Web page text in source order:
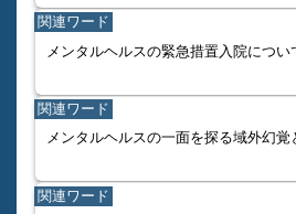
関連ワード
メンタルヘルスの緊急措置入院につい
関連ワード
メンタルヘルスの一面を探る域外幻覚
関連ワード